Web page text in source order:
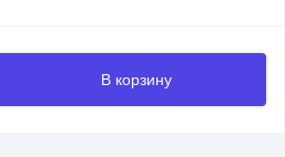
В корзину